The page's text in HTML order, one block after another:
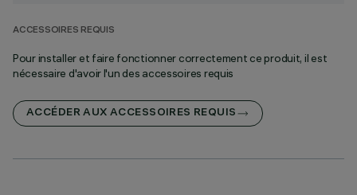
ACCESSOIRES REQUIS
Pour installer et faire fonctionner correctement ce produit, il est
nécessaire d'avoir l'un des accessoires requis
ACCÉDER AUX ACCESSOIRES REQUIS